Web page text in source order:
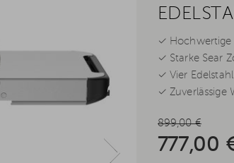
✓ Hochwertige
✓ Starke Sear
✓ Vier
✓ Zuverlässige
899,00 €
777,00